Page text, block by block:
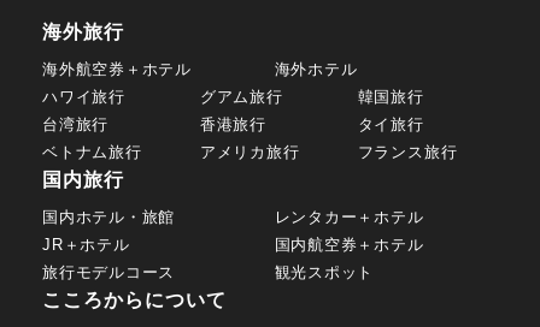
海外旅行
海外航空券＋ホテル
海外ホテル
ハワイ旅行
グアム旅行
韓国旅行
台湾旅行
香港旅行
タイ旅行
ベトナム旅行
アメリカ旅行 フランス旅行
国内旅行
国内ホテル・旅館
レンタカー＋ホテル
JR＋ホテル
国内航空券＋ホテル
旅行モデルコース
観光スポット
こころからについて